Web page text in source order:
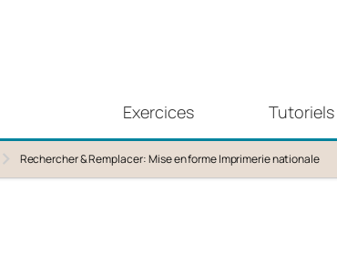
Exercices
Rechercher & Remplacer : Mise en forme Imprimerie nationale